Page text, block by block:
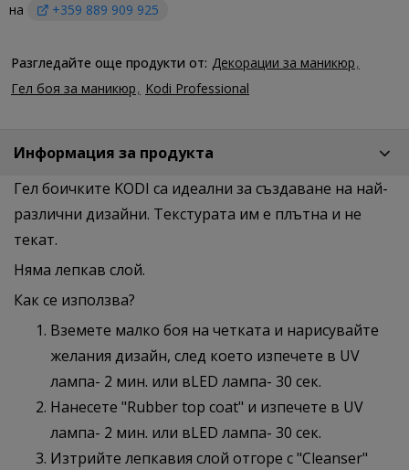
на
+359 889 909 925
Разгледайте още продукти от: Декорации за маникюр
Гел боя за маникюр
Kodi Professional
Информация за продукта
Гел боичките KODI са идеални за създаване на най-
различни дизайни. Текстурата им е плътна и не
текат.
Няма лeпкав слой.
Как се използва?
Вземете малко боя на четката и нарисувайте
желания дизайн, след което изпечете в UV
лампа- 2 мин. или вLED лампа- 30 сек.
Нанесете "Rubber top coat" и изпечете в UV
лампа- 2 мин. или вLED лампа- 30 сек.
Изтрийте лепкавия слой отгоре с "Cleanser"